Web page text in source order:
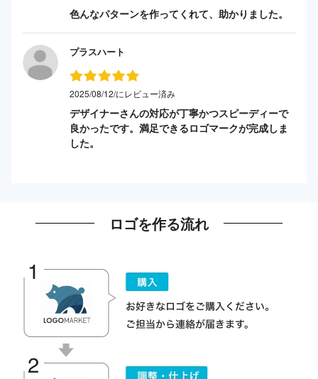
色んなパターンを作ってくれて、助かりました。
プラスハート
2025/08/12/にレビュー済み
デザイナーさんの対応が丁寧かつスピーディーで
良かったです。満足できるロゴマークが完成しま
した。
ロゴを作る流れ